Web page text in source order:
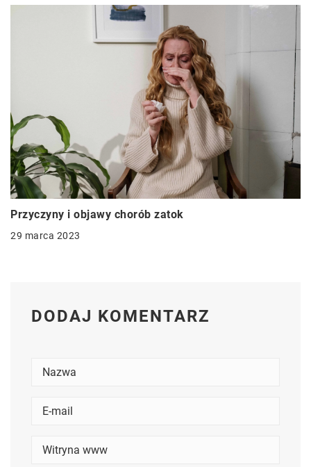
Przyczyny i objawy chorób zatok
29 marca 2023
DODAJ KOMENTARZ